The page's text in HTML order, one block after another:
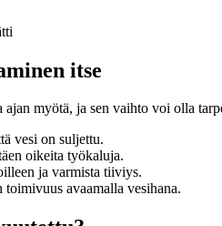
itse
myötä, ja sen vaihto voi olla
vesi on suljettu.
oikeita työkaluja.
ja varmista tiiviys.
avaamalla vesihana.